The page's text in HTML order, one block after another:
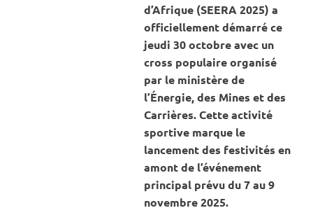
d’Afrique (SEERA 2025) a
officiellement démarré ce
jeudi 30 octobre avec un
cross populaire organisé
par le ministère de
l’Énergie, des Mines et des
Carrières. Cette activité
sportive marque le
lancement des festivités en
amont de l’événement
principal prévu du 7 au 9
novembre 2025.